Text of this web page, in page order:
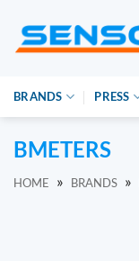
naar
inhoud
BRANDS PRESS
BMETERS
HOME » BRANDS »